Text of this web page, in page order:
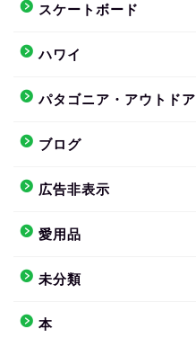
スケートボード
ハワイ
パタゴニア・アウトドア
ブログ
広告非表示
愛用品
未分類
本